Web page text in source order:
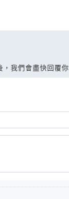
，我們會盡快回覆你